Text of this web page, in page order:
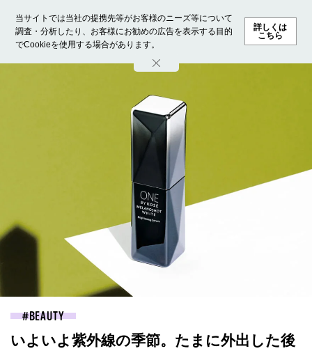
当サイトでは当社の提携先等がお客様のニーズ等について
調査・分析したり、お客様にお勧めの広告を表示する目的
でCookieを使用する場合があります。
詳しくは
こちら
ホーム モデル募集 ランキング ファッション ビューテ
BEAUTY
いよいよ紫外線の季節。たまに外出した後